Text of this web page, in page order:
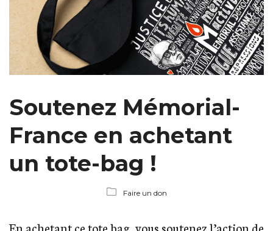
Soutenez Mémorial-
France en achetant
un tote-bag !
Faire un don
En achetant ce tote bag, vous soutenez l’action de